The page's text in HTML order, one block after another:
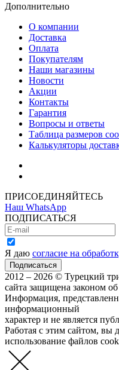
Дополнительно
О компании
Доставка
Оплата
Покупателям
Наши магазины
Новости
Акции
Контакты
Гарантия
Вопросы и ответы
Таблица размеров
Калькуляторы
ПРИСОЕДИНЯЙТЕСЬ
Наш WhatsApp
ПОДПИСАТЬСЯ
Я даю согласие на
2012 – 2026 © Турецкий
сайта защищена законом
Информация,
информационный
характер и не является
Работая с этим сайтом, вы
использование файлов